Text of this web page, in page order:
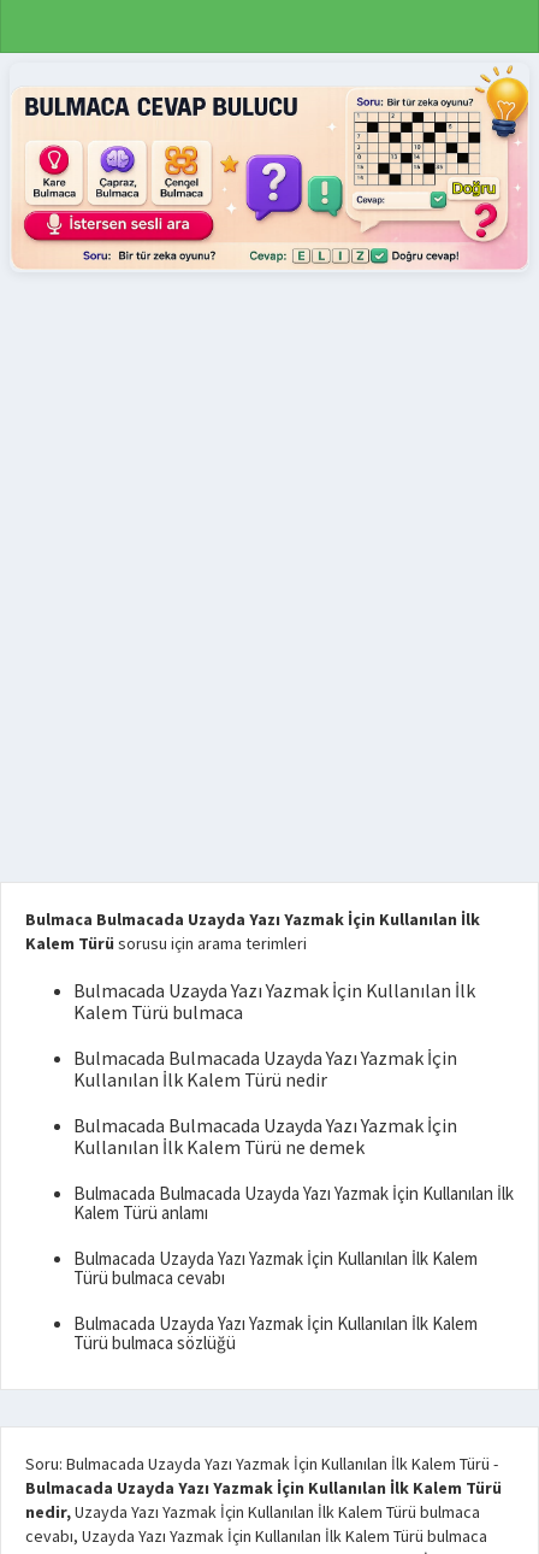
Bulmaca Bulmacada Uzayda Yazı Yazmak İçin Kullanılan İlk
Kalem Türü sorusu için arama terimleri
Bulmacada Uzayda Yazı Yazmak İçin Kullanılan İlk
Kalem Türü bulmaca
Bulmacada Bulmacada Uzayda Yazı Yazmak İçin
Kullanılan İlk Kalem Türü nedir
Bulmacada Bulmacada Uzayda Yazı Yazmak İçin
Kullanılan İlk Kalem Türü ne demek
Bulmacada Bulmacada Uzayda Yazı Yazmak İçin Kullanılan İlk
Kalem Türü anlamı
Bulmacada Uzayda Yazı Yazmak İçin Kullanılan İlk Kalem
Türü bulmaca cevabı
Bulmacada Uzayda Yazı Yazmak İçin Kullanılan İlk Kalem
Türü bulmaca sözlüğü
Soru: Bulmacada Uzayda Yazı Yazmak İçin Kullanılan İlk Kalem Türü -
Bulmacada Uzayda Yazı Yazmak İçin Kullanılan İlk Kalem Türü
nedir,Uzayda Yazı Yazmak İçin Kullanılan İlk Kalem Türü bulmaca
cevabı, Uzayda Yazı Yazmak İçin Kullanılan İlk Kalem Türü bulmaca